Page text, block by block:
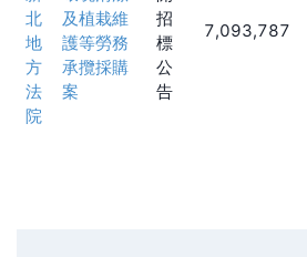
北
地
方
法
院
及植栽維
護等勞務
承攬採購
案
招
標
公
告
7,093,787